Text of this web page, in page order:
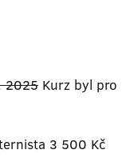
2025 Kurz byl pro
3 500 Kč